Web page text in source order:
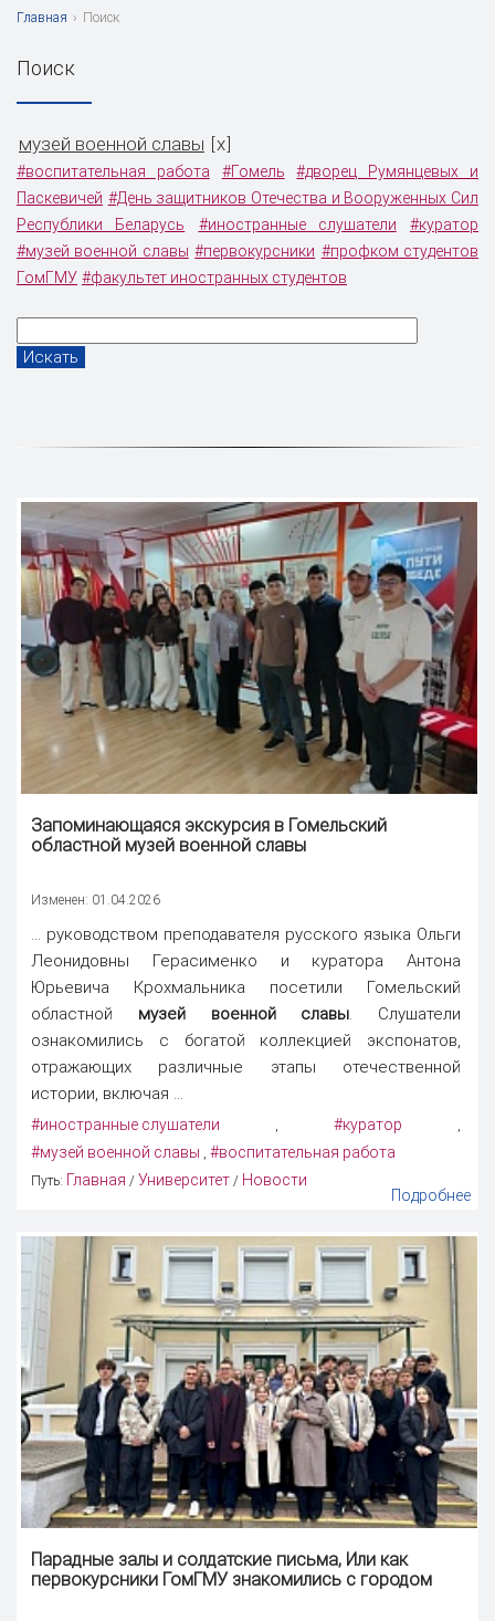
Главная › Поиск
Поиск
музей военной славы x
#воспитательная работа #Гомель
#дворец Румянцевых и
Паскевичей #День защитников Отечества и Вооруженных Сил
Республики Беларусь
#иностранные слушатели
#куратор
#музей военной славы #первокурсники #профком студентов
ГомГМУ #факультет иностранных студентов
Запоминающаяся экскурсия в Гомельский
областной музей военной славы
Изменен: 01.04.2026
... руководством преподавателя русского языка Ольги
Леонидовны Герасименко и куратора Антона
Юрьевича Крохмальника посетили Гомельский
областной музей военной славы. Слушатели
ознакомились с богатой коллекцией экспонатов,
отражающих различные этапы отечественной
истории, включая ...
#иностранные слушатели , #куратор ,
#музей военной славы , #воспитательная работа
Путь: Главная / Университет / Новости
Подробнее
Парадные залы и солдатские письма, Или как
первокурсники ГомГМУ знакомились с городом